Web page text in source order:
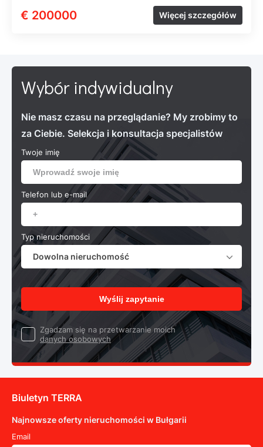
€ 200000 Więcej szczegółów
Wybór indywidualny
Nie masz czasu na przeglądanie? My zrobimy to
za Ciebie. Selekcja i konsultacja specjalistów
Twoje imię
Telefon lub e-mail
Typ nieruchomości
Dowolna nieruchomość
Wyślij zapytanie
Zgadzam się na przetwarzanie moich
danych osobowych
Biuletyn TERRA
Najnowsze oferty nieruchomości w Bułgarii
Email